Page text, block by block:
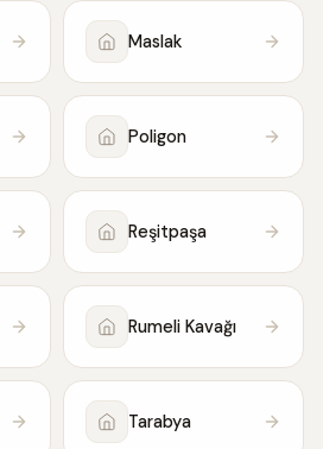
Maslak
Poligon
Reşitpaşa
Rumeli Kavağı
Tarabya